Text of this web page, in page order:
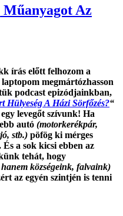
Az
írás előtt felhozom a
megmártózhasson
podcast epizódjainkban,
Hülyeség A Házi Sörfőzés?“
levegőt szívunk! Ha
autó (motorkerékpár,
stb.) pöfög ki mérges
a sok kicsi ebben az
tehát, hogy
községeink, falvaink)
az egyén szintjén is tenni